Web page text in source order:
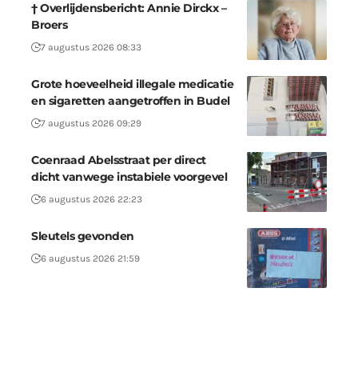
† Overlijdensbericht: Annie Dirckx –
Broers
7 augustus 2026 08:33
Grote hoeveelheid illegale medicatie
en sigaretten aangetroffen in Budel
7 augustus 2026 09:29
Coenraad Abelsstraat per direct
dicht vanwege instabiele voorgevel
6 augustus 2026 22:23
Sleutels gevonden
6 augustus 2026 21:59